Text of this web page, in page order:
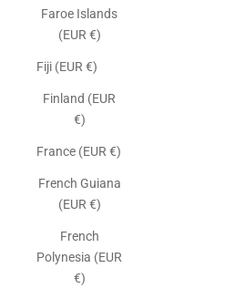
Faroe Islands
(EUR €)
Fiji (EUR €)
Finland (EUR
€)
France (EUR €)
French Guiana
(EUR €)
French
Polynesia (EUR
€)